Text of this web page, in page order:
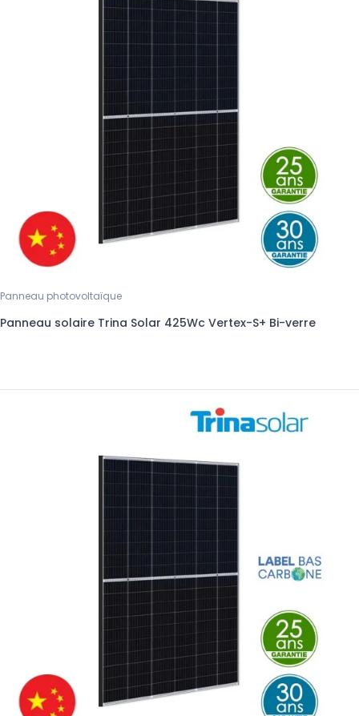
Panneau photovoltaïque
Panneau solaire Trina Solar 425Wc Vertex-S+ Bi-verre